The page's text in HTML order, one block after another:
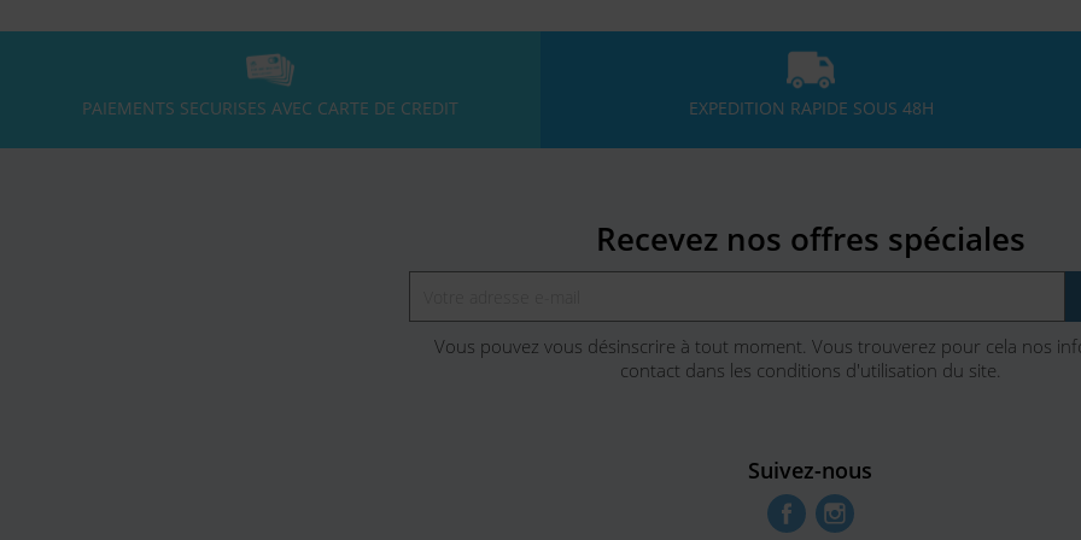
PAIEMENTS SECURISES AVEC CARTE DE CREDIT EXPEDITION RAPIDE SOUS 48H
Recevez nos offres spéciales
Vous pouvez vous désinscrire à tout moment. Vous trouverez pour cela nos
contact dans les conditions d'utilisation du site.
Suivez-nous
FacebookInstagram